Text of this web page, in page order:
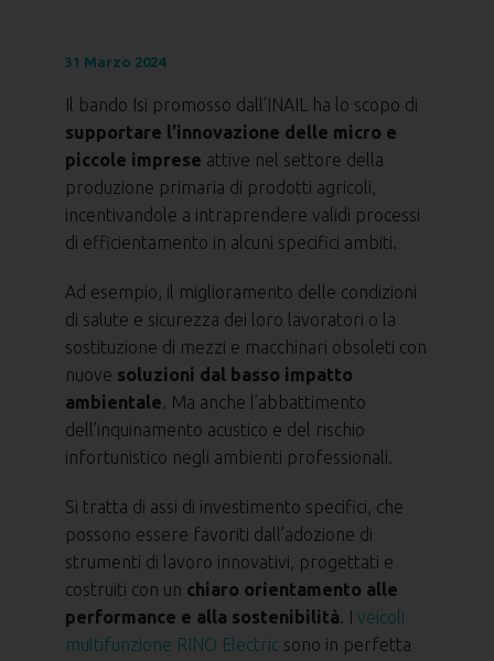
31 Marzo 2024
Il bando Isi promosso dall’INAIL ha lo scopo di
supportare l’innovazione delle micro e
piccole imprese attive nel settore della
produzione primaria di prodotti agricoli,
incentivandole a intraprendere validi processi
di efficientamento in alcuni specifici ambiti.
Ad esempio, il miglioramento delle condizioni
di salute e sicurezza dei loro lavoratori o la
sostituzione di mezzi e macchinari obsoleti con
nuove soluzioni dal basso impatto
ambientale. Ma anche l’abbattimento
dell’inquinamento acustico e del rischio
infortunistico negli ambienti professionali.
Si tratta di assi di investimento specifici, che
possono essere favoriti dall’adozione di
strumenti di lavoro innovativi, progettati e
costruiti con un chiaro orientamento alle
performance e alla sostenibilità. I veicoli
multifunzione RINO Electric sono in perfetta